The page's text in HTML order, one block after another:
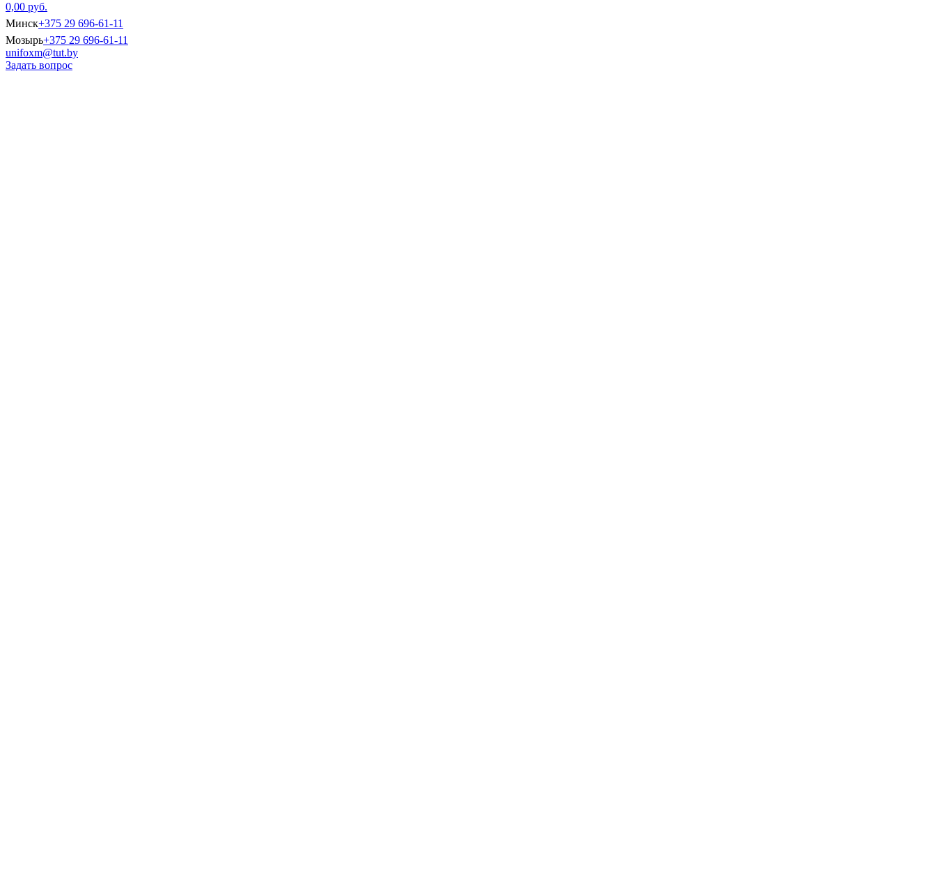
0,00 руб.
Минск+375 29 696-61-11
Мозырь+375 29 696-61-11
unifoxm@tut.by
Задать вопрос